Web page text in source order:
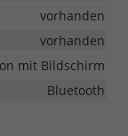
vorhanden
vorhanden
mit Bildschirm
Bluetooth